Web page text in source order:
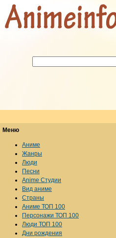
Меню
Аниме
Жанры
Люди
Песни
Anime Студии
Вид аниме
Страны
Аниме ТОП 100
Персонажи ТОП 100
Люди ТОП 100
Дни рождения